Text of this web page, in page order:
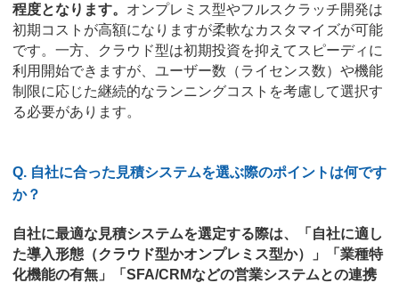
程度となります。 オンプレミス型やフルスクラッチ開発は
初期コストが高額になりますが柔軟なカスタマイズが可能
です。一方、クラウド型は初期投資を抑えてスピーディに
利用開始できますが、ユーザー数（ライセンス数）や機能
制限に応じた継続的なランニングコストを考慮して選択す
る必要があります。
Q. 自社に合った見積システムを選ぶ際のポイントは何です
か？
自社に最適な見積システムを選定する際は、「自社に適し
た導入形態（クラウド型かオンプレミス型か）」「業種特
化機能の有無」「SFA/CRMなどの営業システムとの連携